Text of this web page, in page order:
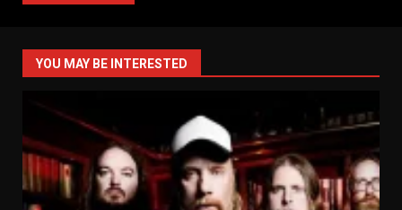
YOU MAY BE INTERESTED